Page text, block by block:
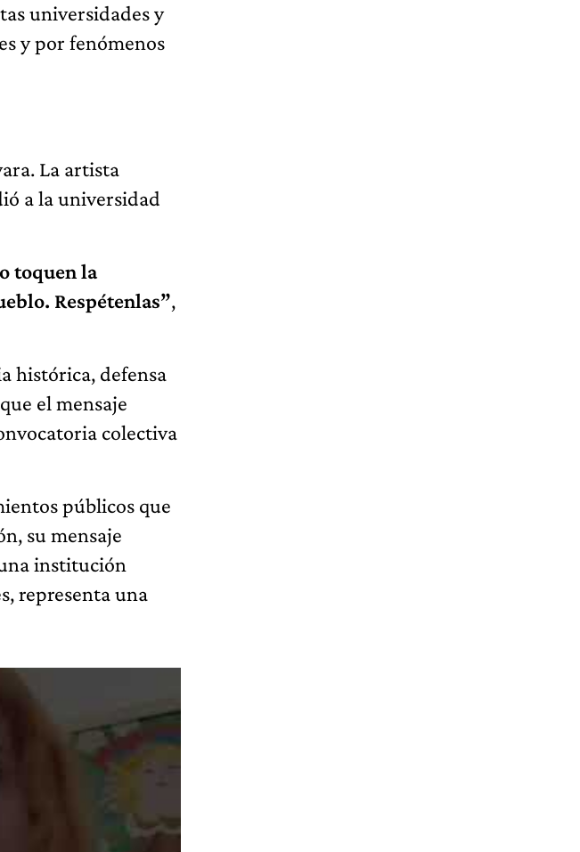
universidades y
y por fenómenos
La artista
a la universidad
toquen la
Respétenlas”,
histórica, defensa
el mensaje
colectiva
públicos que
su mensaje
institución
representa una